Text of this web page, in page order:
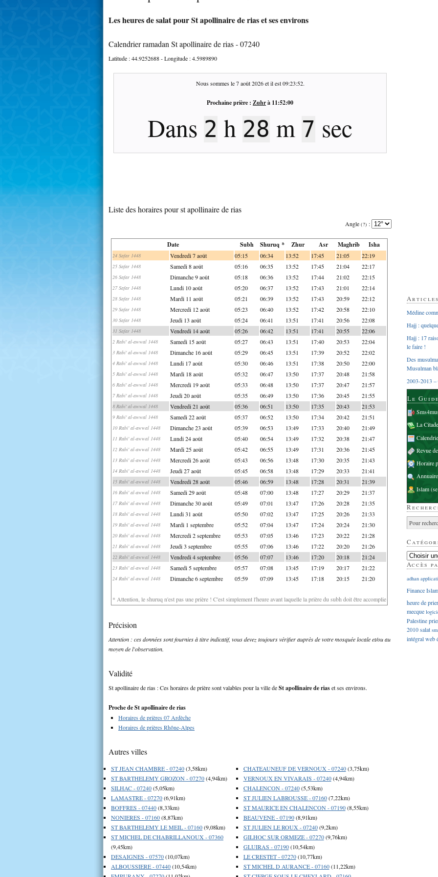
Les heures de salat pour St apollinaire de rias et ses environs
Calendrier ramadan St apollinaire de rias - 07240
Latitude :44.9252688- Longitude :4.5989890
Nous sommes le7 août 2026et il est09:23:53.
Prochaine prière : Zuhrà 11:52:00
Dans 2 h 28 m 6 sec
Liste des horaires pour st apollinaire de rias
Angle (?) :
Date Subh Shuruq * Zhur Asr Maghrib Isha
24 Safar 1448 Vendredi 7 août 05:15 06:34 13:52 17:45 21:05 22:19
25 Safar 1448 Samedi 8 août 05:16 06:35 13:52 17:45 21:04 22:17
26 Safar 1448 Dimanche 9 août 05:18 06:36 13:52 17:44 21:02 22:15
27 Safar 1448 Lundi 10 août 05:20 06:37 13:52 17:43 21:01 22:14
28 Safar 1448 Mardi 11 août 05:21 06:39 13:52 17:43 20:59 22:12
29 Safar 1448 Mercredi 12 août 05:23 06:40 13:52 17:42 20:58 22:10
30 Safar 1448 Jeudi 13 août 05:24 06:41 13:51 17:41 20:56 22:08
31 Safar 1448 Vendredi 14 août 05:26 06:42 13:51 17:41 20:55 22:06
2 Rabi' al-awwal 1448 Samedi 15 août 05:27 06:43 13:51 17:40 20:53 22:04
3 Rabi' al-awwal 1448 Dimanche 16 août 05:29 06:45 13:51 17:39 20:52 22:02
4 Rabi' al-awwal 1448 Lundi 17 août 05:30 06:46 13:51 17:38 20:50 22:00
5 Rabi' al-awwal 1448 Mardi 18 août 05:32 06:47 13:50 17:37 20:48 21:58
6 Rabi' al-awwal 1448 Mercredi 19 août 05:33 06:48 13:50 17:37 20:47 21:57
7 Rabi' al-awwal 1448 Jeudi 20 août 05:35 06:49 13:50 17:36 20:45 21:55
8 Rabi' al-awwal 1448 Vendredi 21 août 05:36 06:51 13:50 17:35 20:43 21:53
9 Rabi' al-awwal 1448 Samedi 22 août 05:37 06:52 13:50 17:34 20:42 21:51
10 Rabi' al-awwal 1448 Dimanche 23 août 05:39 06:53 13:49 17:33 20:40 21:49
11 Rabi' al-awwal 1448 Lundi 24 août 05:40 06:54 13:49 17:32 20:38 21:47
12 Rabi' al-awwal 1448 Mardi 25 août 05:42 06:55 13:49 17:31 20:36 21:45
13 Rabi' al-awwal 1448 Mercredi 26 août 05:43 06:56 13:48 17:30 20:35 21:43
14 Rabi' al-awwal 1448 Jeudi 27 août 05:45 06:58 13:48 17:29 20:33 21:41
15 Rabi' al-awwal 1448 Vendredi 28 août 05:46 06:59 13:48 17:28 20:31 21:39
16 Rabi' al-awwal 1448 Samedi 29 août 05:48 07:00 13:48 17:27 20:29 21:37
17 Rabi' al-awwal 1448 Dimanche 30 août 05:49 07:01 13:47 17:26 20:28 21:35
18 Rabi' al-awwal 1448 Lundi 31 août 05:50 07:02 13:47 17:25 20:26 21:33
19 Rabi' al-awwal 1448 Mardi 1 septembre 05:52 07:04 13:47 17:24 20:24 21:30
20 Rabi' al-awwal 1448 Mercredi 2 septembre 05:53 07:05 13:46 17:23 20:22 21:28
21 Rabi' al-awwal 1448 Jeudi 3 septembre 05:55 07:06 13:46 17:22 20:20 21:26
22 Rabi' al-awwal 1448 Vendredi 4 septembre 05:56 07:07 13:46 17:20 20:18 21:24
23 Rabi' al-awwal 1448 Samedi 5 septembre 05:57 07:08 13:45 17:19 20:17 21:22
24 Rabi' al-awwal 1448 Dimanche 6 septembre 05:59 07:09 13:45 17:18 20:15 21:20
* Attention, le shuruq n'est pas une prière ! C'est simplement l'heure avant laquelle la prière du subh doit être accomplie
Précision
Attention : ces données sont fournies à titre indicatif, vous devez toujours vérifier auprès de votre mosquée locale et/ou au
moyen de l'observation.
Validité
St apollinaire de rias : Ces horaires de prière sont valables pour la ville deSt apollinaire de riaset ses environs.
Proche de St apollinaire de rias
Horaires de prières 07 Ardèche
Horaires de prières Rhône-Alpes
Autres villes
ST JEAN CHAMBRE - 07240(3,58km)
ST BARTHELEMY GROZON - 07270(4,94km)
SILHAC - 07240(5,05km)
LAMASTRE - 07270(6,91km)
BOFFRES - 07440(8,33km)
NONIERES - 07160(8,87km)
ST BARTHELEMY LE MEIL - 07160(9,08km)
ST MICHEL DE CHABRILLANOUX - 07360
(9,45km)
DESAIGNES - 07570(10,07km)
ALBOUSSIERE - 07440(10,54km)
CHATEAUNEUF DE VERNOUX - 07240(3,75km)
VERNOUX EN VIVARAIS - 07240(4,94km)
CHALENCON - 07240(5,53km)
ST JULIEN LABROUSSE - 07160(7,22km)
ST MAURICE EN CHALENCON - 07190(8,55km)
BEAUVENE - 07190(8,91km)
ST JULIEN LE ROUX - 07240(9,2km)
GILHOC SUR ORMEZE - 07270(9,76km)
GLUIRAS - 07190(10,54km)
LE CRESTET - 07270(10,77km)
ST MICHEL D AURANCE - 07160(11,22km)
Médine
Hajj :
Hajj : 17
le faire !
Des
Musulman
2003-2013 –
Le
La
Revue
Horaire
Islam
Accès
adhan
Finance
heure de
mecque
Palestine
2010salat
intégralweb